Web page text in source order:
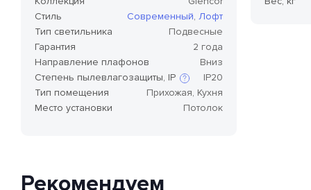
Стиль
Современный, Лофт
Тип светильника
Подвесные
Гарантия
2 года
Направление плафонов
Вниз
Степень пылевлагозащиты, IP
международный стандарт
IP20
Тип помещения
Прихожая, Кухня
Место установки
Потолок
Рекомендуем